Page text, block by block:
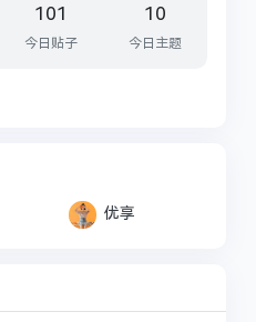
101
今日贴子
10
今日主题
优享